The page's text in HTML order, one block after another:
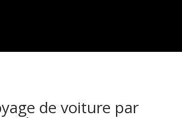
de voiture par